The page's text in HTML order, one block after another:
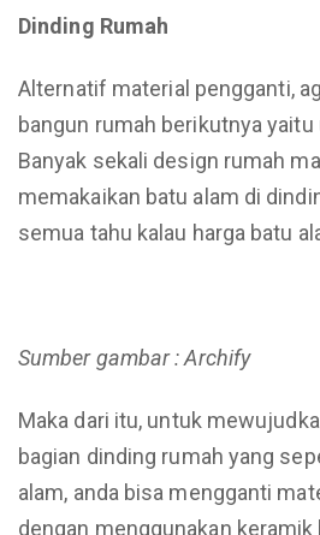
Dinding Rumah
Alternatif material pengganti,
bangun rumah berikutnya
Banyak sekali design rumah
memakaikan batu alam di
semua tahu kalau harga batu
Sumber gambar : Archify
Maka dari itu, untuk
bagian dinding rumah yang
alam, anda bisa mengganti
dengan menggunakan